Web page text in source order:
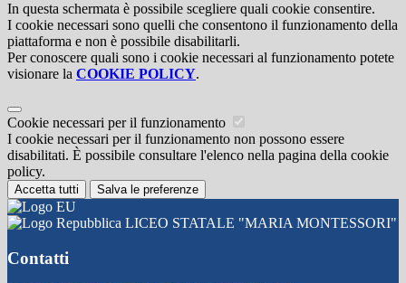
In questa schermata è possibile scegliere quali cookie consentire.
I cookie necessari sono quelli che consentono il funzionamento della
piattaforma e non è possibile disabilitarli.
Per conoscere quali sono i cookie necessari al funzionamento potete
visionare la COOKIE POLICY.
Cookie necessari per il funzionamento
I cookie necessari per il funzionamento non possono essere
disabilitati. È possibile consultare l'elenco nella pagina della cookie
policy.
Accetta tutti Salva le preferenze
LICEO STATALE "MARIA MONTESSORI"
Contatti